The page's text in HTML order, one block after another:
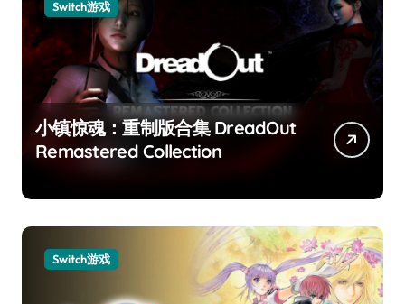
Switch游戏
小镇惊魂：重制版合集 DreadOut
Remastered Collection
Switch游戏